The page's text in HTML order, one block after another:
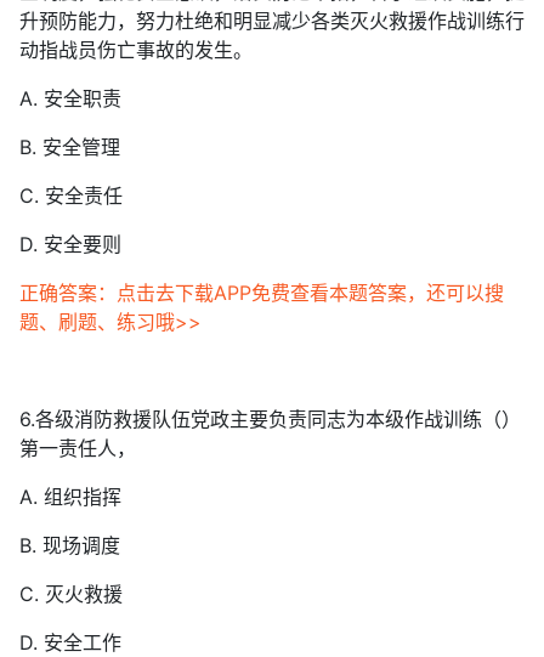
升预防能力，努力杜绝和明显减少各类灭火救援作战训练行
动指战员伤亡事故的发生。
A. 安全职责
B. 安全管理
C. 安全责任
D. 安全要则
正确答案：点击去下载APP免费查看本题答案，还可以搜
题、刷题、练习哦>>
6.各级消防救援队伍党政主要负责同志为本级作战训练（）
第一责任人，
A. 组织指挥
B. 现场调度
C. 灭火救援
D. 安全工作